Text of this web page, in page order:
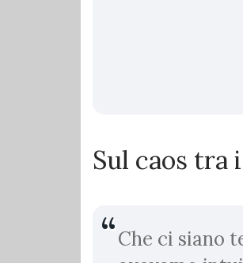
Sul caos tra
Che ci siano